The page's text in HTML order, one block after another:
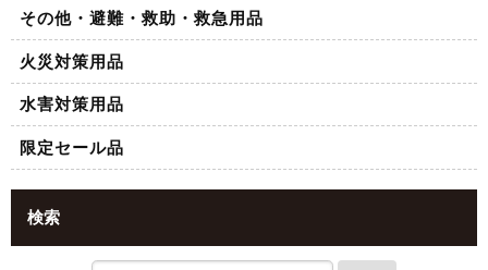
その他・避難・救助・救急用品
火災対策用品
水害対策用品
限定セール品
検索